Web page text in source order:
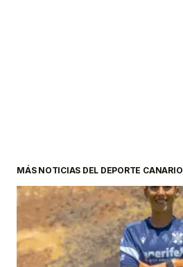
MÁS NOTICIAS DEL DEPORTE CANARIO